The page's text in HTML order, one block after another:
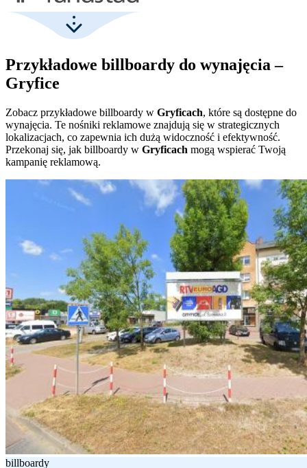
Przykładowe billboardy do wynajęcia –
Gryfice
Zobacz przykładowe billboardy w Gryficach, które są dostępne do
wynajęcia. Te nośniki reklamowe znajdują się w strategicznych
lokalizacjach, co zapewnia ich dużą widoczność i efektywność.
Przekonaj się, jak billboardy w Gryficach mogą wspierać Twoją
kampanię reklamową.
billboardy